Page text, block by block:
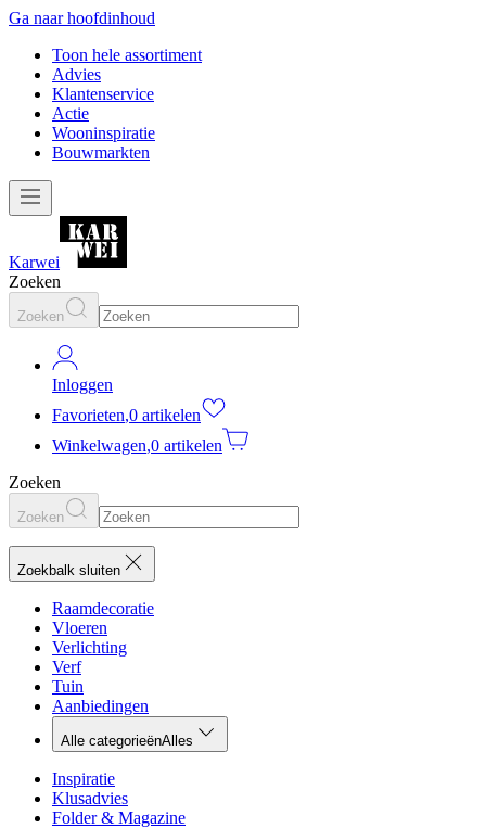
Ga naar hoofdinhoud
Toon hele assortiment
Advies
Klantenservice
Actie
Wooninspiratie
Bouwmarkten
Karwei
Zoeken
Zoeken
Inloggen
Favorieten,0 artikelen
Winkelwagen,0 artikelen
Zoeken
Zoeken
Zoekbalk sluiten
Raamdecoratie
Vloeren
Verlichting
Verf
Tuin
Aanbiedingen
Alle categorieënAlles
Inspiratie
Klusadvies
Folder & Magazine